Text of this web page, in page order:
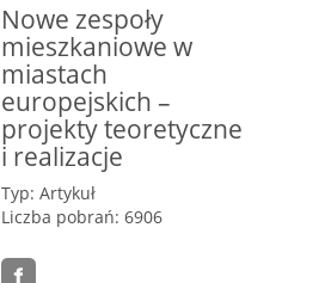
Nowe zespoły
mieszkaniowe w
miastach
europejskich –
projekty teoretyczne
i realizacje
Typ: Artykuł
Liczba pobrań: 6906